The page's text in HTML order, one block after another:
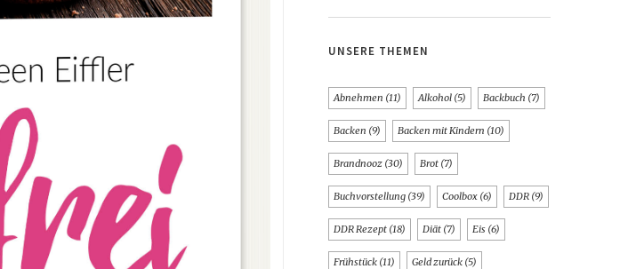
UNSERE THEMEN
Abnehmen (11) Alkohol (5) Backbuch (7)
Backen (9) Backen mit Kindern (10)
Brandnooz (30) Brot (7)
Buchvorstellung (39) Coolbox (6) DDR (9)
DDR Rezept (18) Diät (7) Eis (6)
Frühstück (11) Geld zurück (5)